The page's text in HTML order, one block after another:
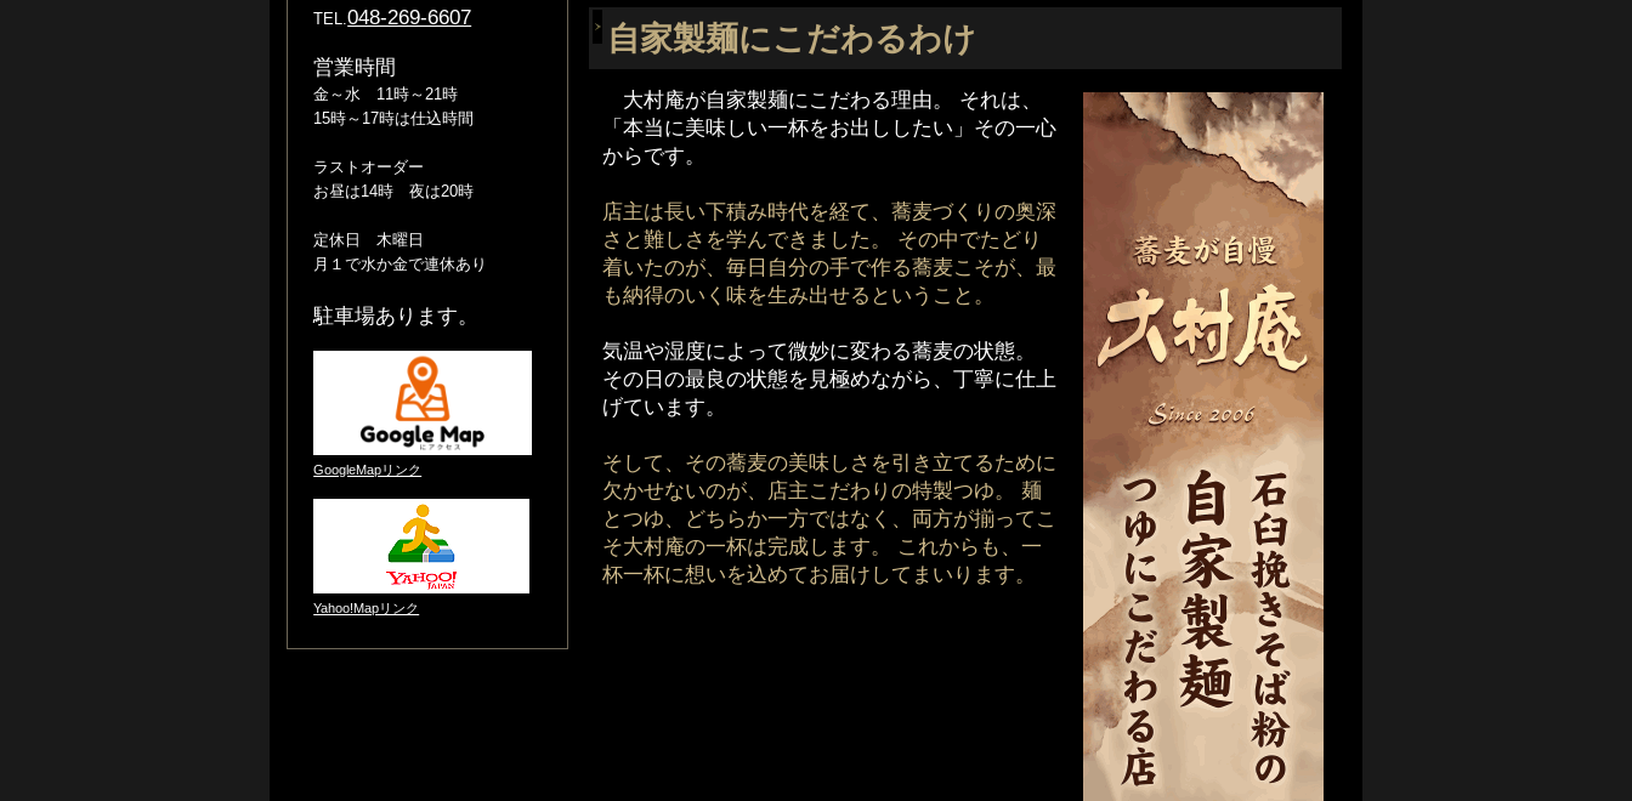
自家製麺にこだわるわけ
大村庵が自家製麺にこだわる理由。 それは、
「本当に美味しい一杯をお出ししたい」その一心
からです。
店主は長い下積み時代を経て、蕎麦づくりの奥深
さと難しさを学んできました。 その中でたどり
着いたのが、毎日自分の手で作る蕎麦こそが、最
も納得のいく味を生み出せるということ。
気温や湿度によって微妙に変わる蕎麦の状態。
その日の最良の状態を見極めながら、丁寧に仕上
げています。
そして、その蕎麦の美味しさを引き立てるために
欠かせないのが、店主こだわりの特製つゆ。 麺
とつゆ、どちらか一方ではなく、両方が揃ってこ
そ大村庵の一杯は完成します。 これからも、一
杯一杯に想いを込めてお届けしてまいります。
TEL.048-269-6607
営業時間
金～水 11時～21時
15時～17時は仕込時間
ラストオーダー
お昼は14時 夜は20時
定休日 木曜日
月１で水か金で連休あり
駐車場あります。
GoogleMapリンク
Yahoo!Mapリンク